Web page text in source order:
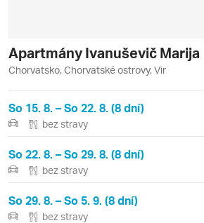
Apartmány Ivanuševič Marija
Chorvatsko, Chorvatské ostrovy, Vir
So 15. 8. – So 22. 8. (8 dní)
bez stravy
So 22. 8. – So 29. 8. (8 dní)
bez stravy
So 29. 8. – So 5. 9. (8 dní)
bez stravy